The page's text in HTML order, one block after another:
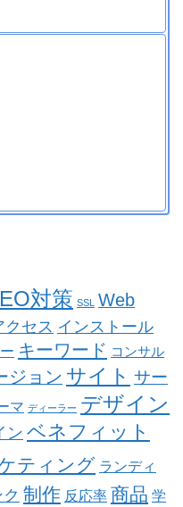
対策 SSL Web
クセス インストール
キーワード コンサル
ジョン サイト サー
マ ディーラー デザイン
ン ベネフィット
ティング ランディ
制作 反応率 商品 学